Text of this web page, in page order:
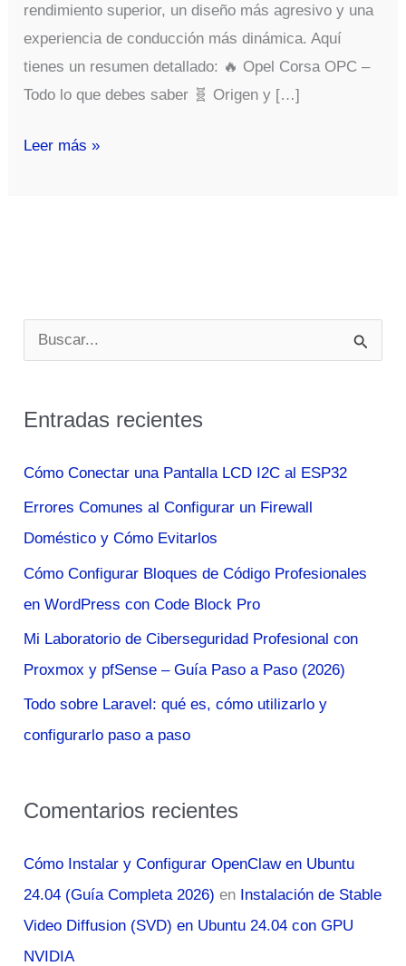
rendimiento superior, un diseño más agresivo y una
experiencia de conducción más dinámica. Aquí
tienes un resumen detallado: 🔥 Opel Corsa OPC –
Todo lo que debes saber 🧬 Origen y […]
Opel
Leer más »
u
c
p
o
r
:
Entradas recientes
Cómo Conectar una Pantalla LCD I2C al ESP32
Errores Comunes al Configurar un Firewall
Doméstico y Cómo Evitarlos
Cómo Configurar Bloques de Código Profesionales
en WordPress con Code Block Pro
Mi Laboratorio de Ciberseguridad Profesional con
Proxmox y pfSense – Guía Paso a Paso (2026)
Todo sobre Laravel: qué es, cómo utilizarlo y
configurarlo paso a paso
Comentarios recientes
Cómo Instalar y Configurar OpenClaw en Ubuntu
24.04 (Guía Completa 2026) en Instalación de Stable
Video Diffusion (SVD) en Ubuntu 24.04 con GPU
NVIDIA